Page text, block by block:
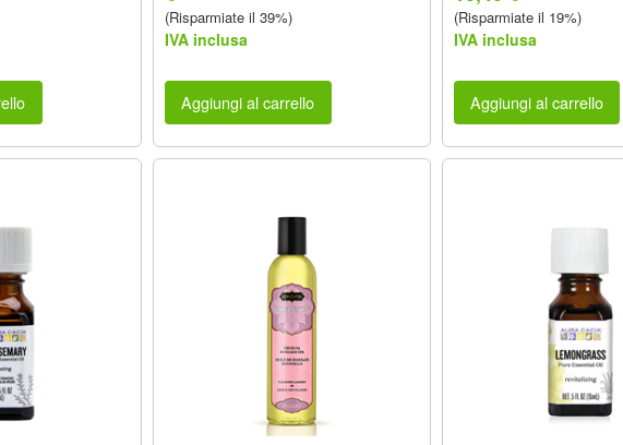
(Risparmiate il 39%)
IVA inclusa
Aggiungi al carrello
(Risparmiate il 19%)
IVA inclusa
Aggiungi al carrello